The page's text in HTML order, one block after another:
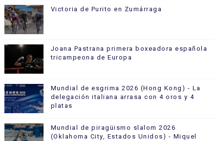
Victoria de Purito en Zumárraga
Joana Pastrana primera boxeadora española
tricampeona de Europa
Mundial de esgrima 2026 (Hong Kong) - La
delegación italiana arrasa con 4 oros y 4
platas
Mundial de piragüismo slalom 2026
(Oklahoma City, Estados Unidos) - Miquel